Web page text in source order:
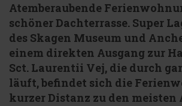
Atemberaubende
schöner Dachterrasse. Super
des Skagen Museum und
einem direkten Ausgang zur
Sct. Laurentii Vej, die durch
läuft, befindet sich die
kurzer Distanz zu den